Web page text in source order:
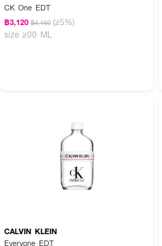
CK One EDT
฿3,120 ฿4,160 (25%)
size 200 ML
CALVIN KLEIN
Everyone EDT